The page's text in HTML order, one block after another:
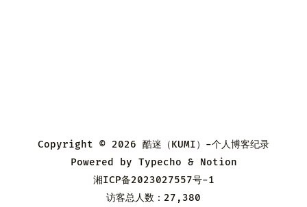
Copyright © 2026 酷迷（KUMI）-个人博客纪录
Powered by Typecho & Notion
湘ICP备2023027557号-1
访客总人数：27,380